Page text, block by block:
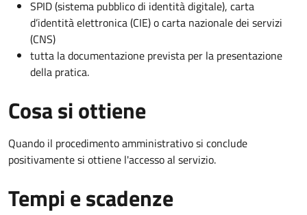
SPID (sistema pubblico di identità digitale), carta
d’identità elettronica (CIE) o carta nazionale dei servizi
(CNS)
tutta la documentazione prevista per la presentazione
della pratica.
Cosa si ottiene
Quando il procedimento amministrativo si conclude
positivamente si ottiene l'accesso al servizio.
Tempi e scadenze